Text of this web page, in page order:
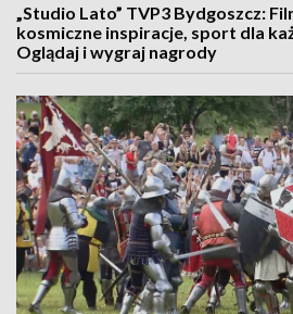
„Studio Lato” TVP3 Bydgoszcz:
kosmiczne inspiracje, sport dla
Oglądaj i wygraj nagrody